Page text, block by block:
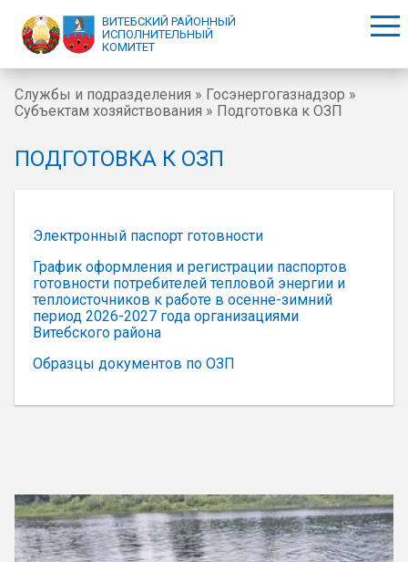
ВИТЕБСКИЙ РАЙОННЫЙ
ИСПОЛНИТЕЛЬНЫЙ
КОМИТЕТ
Вы здесь
Службы и подразделения » Госэнергогазнадзор »
Субъектам хозяйствования » Подготовка к ОЗП
ПОДГОТОВКА К ОЗП
Электронный паспорт готовности
График оформления и регистрации паспортов
готовности потребителей тепловой энергии и
теплоисточников к работе в осенне-зимний
период 2026-2027 года организациями
Витебского района
Образцы документов по ОЗП